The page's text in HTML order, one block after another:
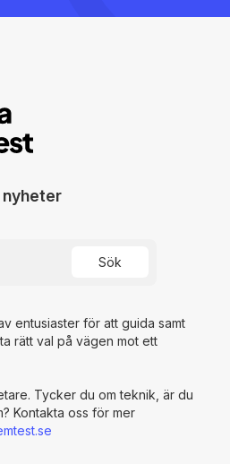
nyheter
entusiaster för att guida samt
rätt val på vägen mot ett
Tycker du om teknik, är du
Kontakta oss för mer